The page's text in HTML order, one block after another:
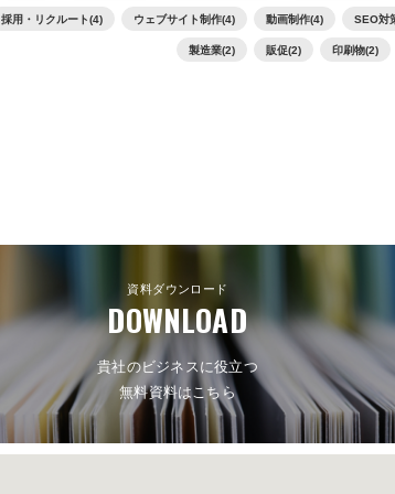
採用・リクルート(4) ウェブサイト制作(4) 動画制作(4) SEO対
製造業(2) 販促(2) 印刷物(2)
資料ダウンロード
DOWNLOAD
貴社のビジネスに役立つ
無料資料はこちら